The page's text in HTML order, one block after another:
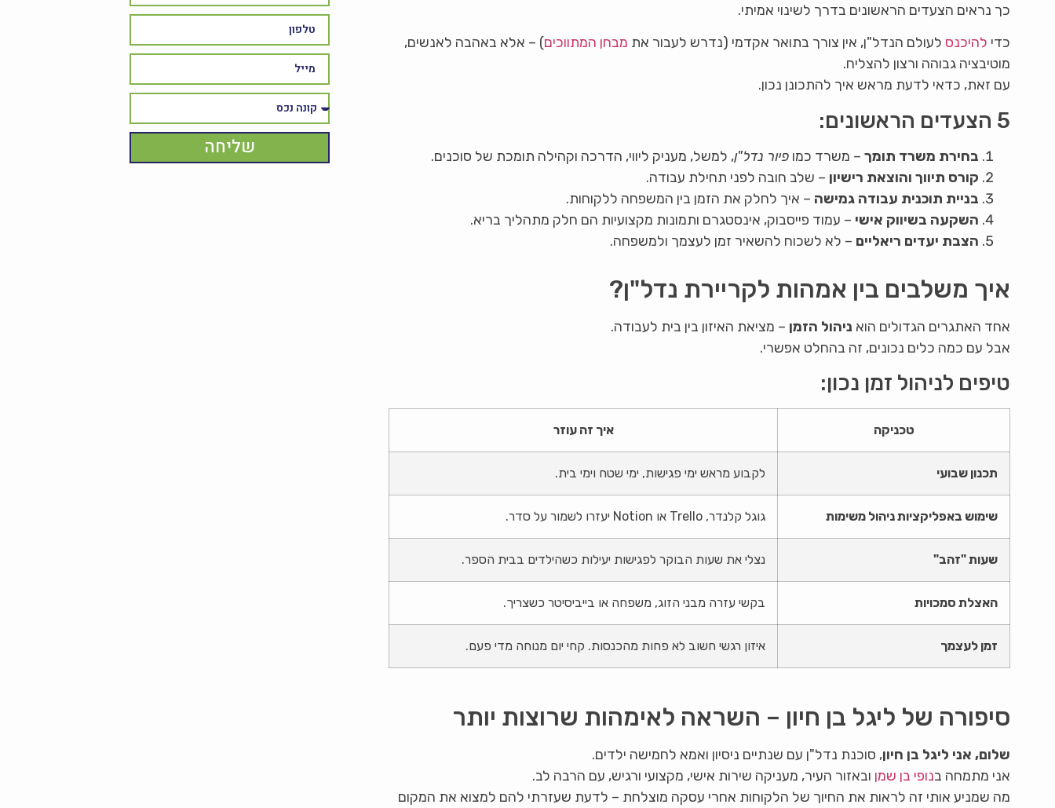
כך נראים הצעדים הראשונים בדרך לשינוי אמיתי.
כדי להיכנס לעולם הנדל"ן, אין צורך בתואר אקדמי (נדרש לעבור את מבחן המתווכים) – אלא באהבה לאנשים,
מוטיבציה גבוהה ורצון להצליח.
עם זאת, כדאי לדעת מראש איך להתכונן נכון.
5 הצעדים הראשונים:
בחירת משרד תומך – משרד כמו פיור נדל"ן, למשל, מעניק ליווי, הדרכה וקהילה תומכת של סוכנים.
קורס תיווך והוצאת רישיון – שלב חובה לפני תחילת עבודה.
בניית תוכנית עבודה גמישה – איך לחלק את הזמן בין המשפחה ללקוחות.
השקעה בשיווק אישי – עמוד פייסבוק, אינסטגרם ותמונות מקצועיות הם חלק מתהליך בריא.
הצבת יעדים ריאליים – לא לשכוח להשאיר זמן לעצמך ולמשפחה.
איך משלבים בין אמהות לקריירת נדל"ן?
אחד האתגרים הגדולים הוא ניהול הזמן – מציאת האיזון בין בית לעבודה.
אבל עם כמה כלים נכונים, זה בהחלט אפשרי.
טיפים לניהול זמן נכון:
טכניקה איך זה עוזר
תכנון שבועי לקבוע מראש ימי פגישות, ימי שטח וימי בית.
שימוש באפליקציות ניהול משימות גוגל קלנדר, Trello או Notion יעזרו לשמור על סדר.
שעות "זהב" נצלי את שעות הבוקר לפגישות יעילות כשהילדים בבית הספר.
האצלת סמכויות בקשי עזרה מבני הזוג, משפחה או בייביסיטר כשצריך.
זמן לעצמך איזון רגשי חשוב לא פחות מהכנסות. קחי יום מנוחה מדי פעם.
סיפורה של ליגל בן חיון – השראה לאימהות שרוצות יותר
שלום, אני ליגל בן חיון, סוכנת נדל"ן עם שנתיים ניסיון ואמא לחמישה ילדים.
אני מתמחה בנופי בן שמן ובאזור העיר, מעניקה שירות אישי, מקצועי ורגיש, עם הרבה לב.
מה שמניע אותי זה לראות את החיוך של הלקוחות אחרי עסקה מוצלחת – לדעת שעזרתי להם למצוא את המקום
שליחה